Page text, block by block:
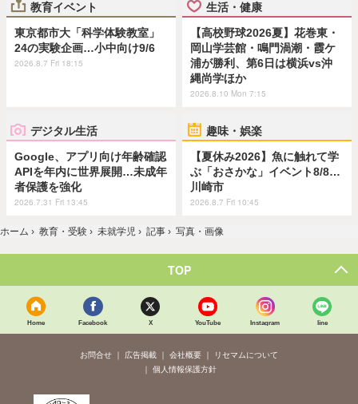
教育イベント
東京都市大「科学体験教室」
24の実験企画…小中向け9/6
2026.8.7 Fri 18:15
生活・健康
【高校野球2026夏】花巻東・
岡山学芸館・鳴門渦潮・霞ケ
浦が勝利、第6日は横浜vs沖
縄尚学ほか
2026.8.10 Mon 7:15
デジタル生活
Google、アプリ向け年齢確認
APIを年内に世界展開…未成年
者保護を強化
2026.7.31 Fri 13:45
趣味・娯楽
【夏休み2026】魚に触れて学
ぶ「おさかな」イベント8/8…
川崎市
2026.8.7 Fri 10:45
ホーム › 教育・受験 › 未就学児 › 記事 › 写真・画像
TOP
Home Facebook X YouTube Instagram line
お問合せ 広告掲載 会社概要
リセマムについて
個人情報保護方針